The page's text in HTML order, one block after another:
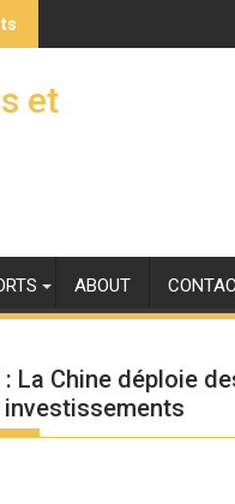
et
ABOUT
La Chine déploie